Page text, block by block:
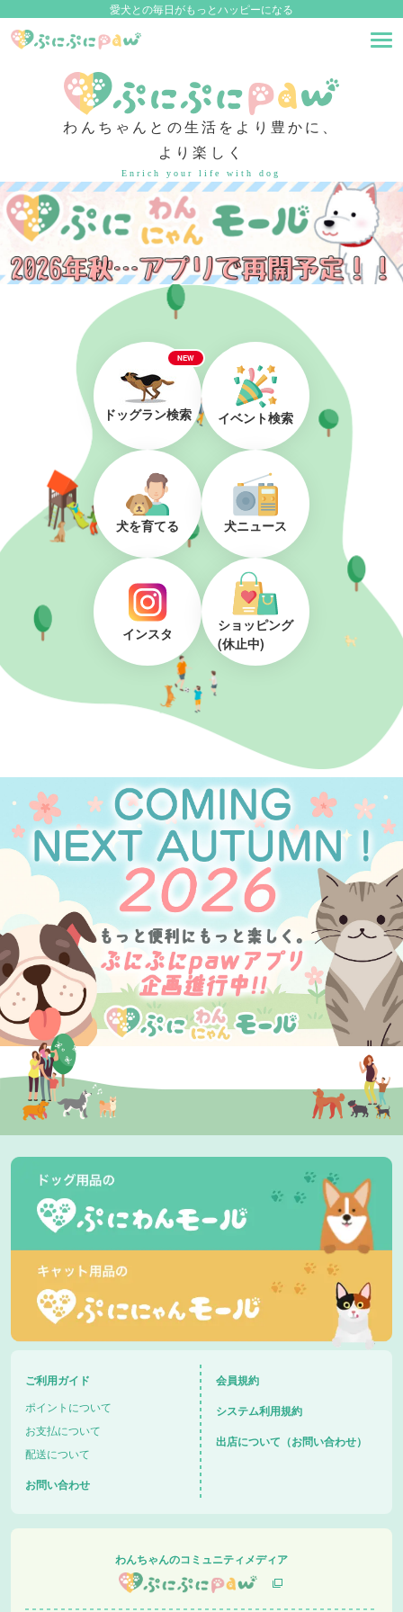
愛犬との毎日がもっとハッピーになる
わんちゃんとの生活をより豊かに、
より楽しく
Enrich your life with dog
NEW
ドッグラン検索 イベント検索
犬を育てる 犬ニュース
インスタ
ショッピング
(休止中)
ご利用ガイド
ポイントについて
お支払について
配送について
お問い合わせ
会員規約
システム利用規約
出店について（お問い合わせ）
わんちゃんのコミュニティメディア